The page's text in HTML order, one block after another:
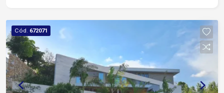
Área para depósito ou futura casa de hóspedes
Paisagismo com árvores nativas e frutíferas
Garagem coberta para 4 carros Localização: Fácil
acesso à Av. Adolpho Massaglia e Av. Rogério
Cassola Região próxima a mercados, postos de
combustível e comércios em geral Entre em
Cód. 672071